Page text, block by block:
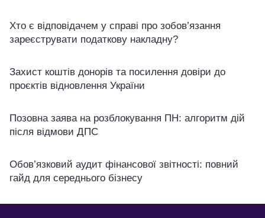
Хто є відповідачем у справі про зобов’язання
зареєструвати податкову накладну?
Захист коштів донорів та посилення довіри до
проєктів відновлення України
Позовна заява на розблокування ПН: алгоритм дій
після відмови ДПС
Обов’язковий аудит фінансової звітності: повний
гайд для середнього бізнесу